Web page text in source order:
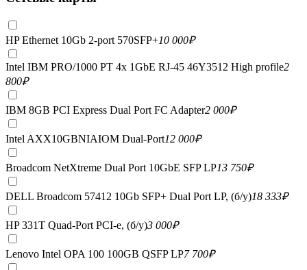
HP Ethernet 10Gb 2-port 570SFP+10 000₽
Intel IBM PRO/1000 PT 4x 1GbE RJ-45 46Y3512 High profile2
800₽
IBM 8GB PCI Express Dual Port FC Adapter2 000₽
Intel AXX10GBNIAIOM Dual-Port12 000₽
Broadcom NetXtreme Dual Port 10GbE SFP LP13 750₽
DELL Broadcom 57412 10Gb SFP+ Dual Port LP, (б/у)18 333₽
HP 331T Quad-Port PCI-e, (б/у)3 000₽
Lenovo Intel OPA 100 100GB QSFP LP7 700₽